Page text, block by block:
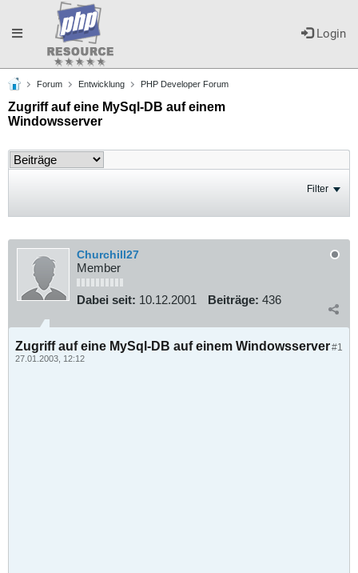
Login
Toggle
navigation
Forum Entwicklung PHP Developer Forum
Zugriff auf eine MySql-DB auf einem
Windowsserver
Filter
Churchill27
Member
Dabei seit: 10.12.2001 Beiträge: 436
#1
Zugriff auf eine MySql-DB auf einem Windowsserver
27.01.2003, 12:12